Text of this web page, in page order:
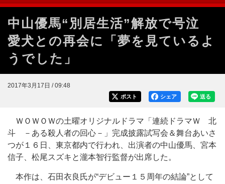
中山優馬“別居生活”解放で号泣
愛犬との再会に「夢を見ているよ
うでした」
2017年3月17日 / 09:48
送る
シェア
ポスト
ＷＯＷＯＷの土曜オリジナルドラマ「連続ドラマＷ 北
斗 －ある殺人者の回心－」完成披露試写会＆舞台あいさ
つが１６日、東京都内で行われ、出演者の中山優馬、宮本
信子、松尾スズキと瀧本智行監督が出席した。
本作は、石田衣良氏が“デビュー１５周年の結論”として